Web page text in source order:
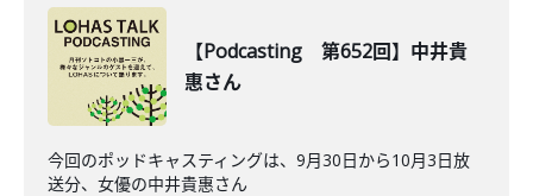
【Podcasting 第652回】中井貴
惠さん
今回のポッドキャスティングは、9月30日から10月3日放
送分、女優の中井貴惠さん